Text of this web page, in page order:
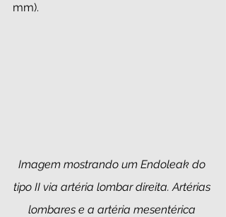
mm).
Imagem mostrando um Endoleak do
tipo II via artéria lombar direita. Artérias
lombares e a artéria mesentérica